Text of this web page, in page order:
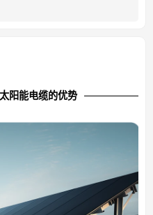
阳能电缆的优势